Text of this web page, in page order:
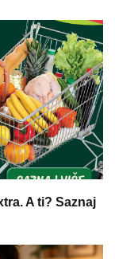
A ti? Saznaj